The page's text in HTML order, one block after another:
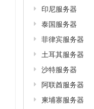
印尼服务器
泰国服务器
菲律宾服务器
土耳其服务器
沙特服务器
阿联酋服务器
柬埔寨服务器